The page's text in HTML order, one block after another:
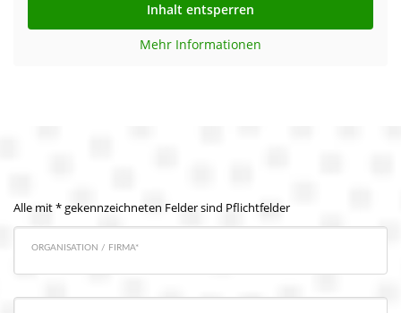
Inhalt entsperren
Mehr Informationen
Alle mit * gekennzeichneten Felder sind Pflichtfelder
ORGANISATION / FIRMA*